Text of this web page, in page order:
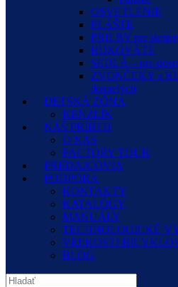
OSVETLENIE
PLÁŠTE
PRILBY pre
RUKOVÄTE
SEDLÁ – pre
ZVONČEKY a
dospelých
DETSKÁ ZÓNA
KENZLÍK
NÁŠ PRÍBEH
O NÁS
FACTORY TOUR
PREDAJCOVIA
PODPORA
KONTAKTY
KATALÓGY
MANUÁLY
TECHNOLOGICKÉ
VEĽKOSTI
BLOG